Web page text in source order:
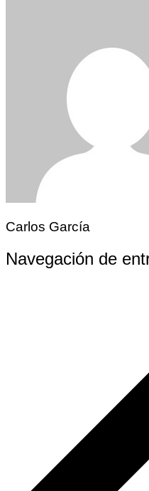
Carlos García
Navegación de